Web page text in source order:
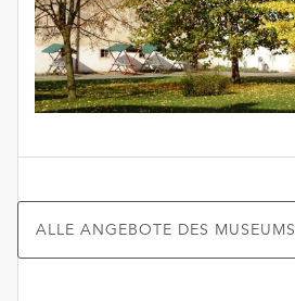
ALLE ANGEBOTE DES MUSEUMS